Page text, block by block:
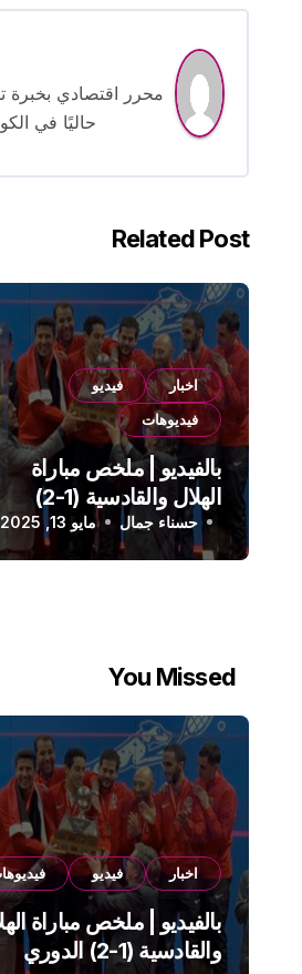
حاليًا في
Related Post
اخبار
فيديو
فيديوهات
بالفيديو | ملخص مباراة
الهلال والقادسية (1-2)
الدوري السعودي
حسناء جمال مايو 13, 2025
You Missed
اخبار فيديو
بالفيديو | ملخص مباراة
والقادسية (1-2) الدوري